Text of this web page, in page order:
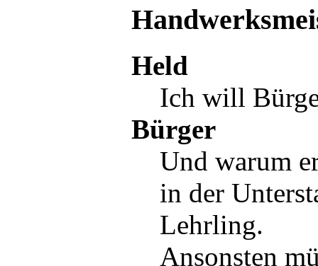
Held
Ich will
Bürger
Und warum
in der
Lehrling.
Ansonsten